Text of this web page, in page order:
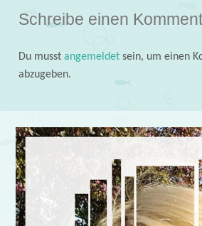
Schreibe einen
Du musst angemeldetsein, um einen
abzugeben.